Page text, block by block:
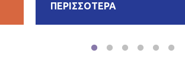
ΠΕΡΙΣΣΟΤΕΡΑ